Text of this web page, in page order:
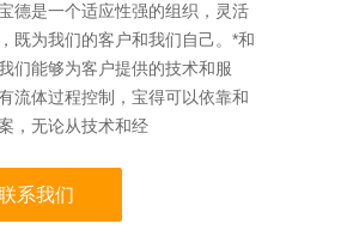
德是一个适应性强的组织，灵活
既为我们的客户和我们自己。*和
们能够为客户提供的技术和服
流体过程控制，宝得可以依靠和
，无论从技术和经
系我们